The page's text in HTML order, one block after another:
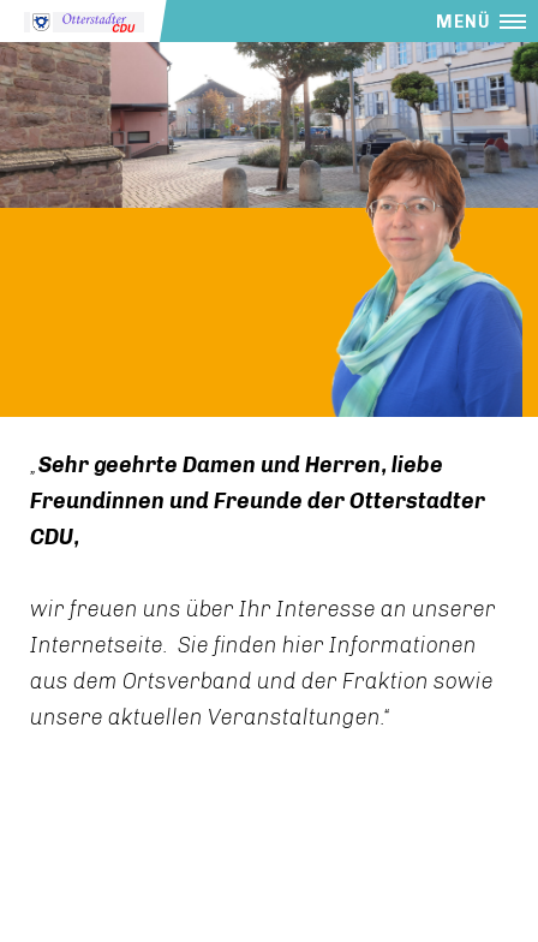
MENÜ
Sehr geehrte Damen und Herren, liebe
Freundinnen und Freunde der Otterstadter
CDU,
wir freuen uns über Ihr Interesse an unserer
Internetseite. Sie finden hier Informationen
aus dem Ortsverband und der Fraktion sowie
unsere aktuellen Veranstaltungen.